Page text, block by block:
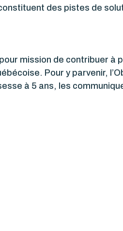
des pistes de
mission de contribuer à
Pour y parvenir,
à 5 ans, les